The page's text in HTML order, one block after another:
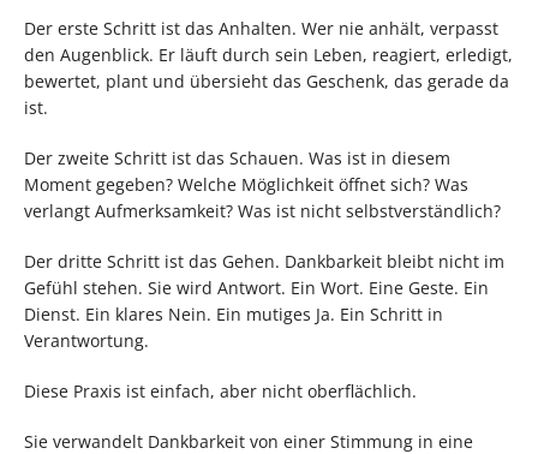
Der erste Schritt ist das Anhalten. Wer nie anhält, verpasst
den Augenblick. Er läuft durch sein Leben, reagiert, erledigt,
bewertet, plant und übersieht das Geschenk, das gerade da
ist.
Der zweite Schritt ist das Schauen. Was ist in diesem
Moment gegeben? Welche Möglichkeit öffnet sich? Was
verlangt Aufmerksamkeit? Was ist nicht selbstverständlich?
Der dritte Schritt ist das Gehen. Dankbarkeit bleibt nicht im
Gefühl stehen. Sie wird Antwort. Ein Wort. Eine Geste. Ein
Dienst. Ein klares Nein. Ein mutiges Ja. Ein Schritt in
Verantwortung.
Diese Praxis ist einfach, aber nicht oberflächlich.
Sie verwandelt Dankbarkeit von einer Stimmung in eine